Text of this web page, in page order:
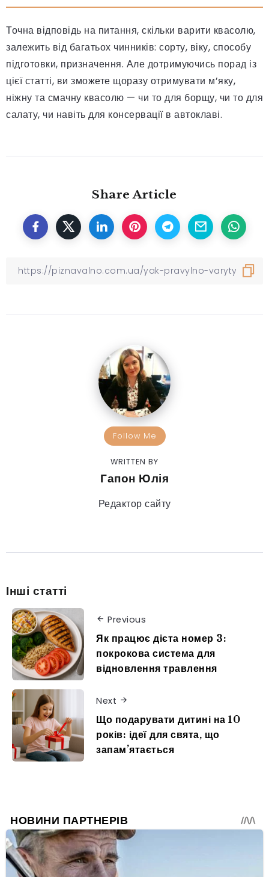
Точна відповідь на питання, скільки варити квасолю,
залежить від багатьох чинників: сорту, віку, способу
підготовки, призначення. Але дотримуючись порад із
цієї статті, ви зможете щоразу отримувати м’яку,
ніжну та смачну квасолю — чи то для борщу, чи то для
салату, чи навіть для консервації в автоклаві.
Share Article
Follow Me
WRITTEN BY
Гапон Юлія
Редактор сайту
Інші статті
Previous
Як працює дієта номер 3:
покрокова система для
відновлення травлення
Next
Що подарувати дитині на 10
років: ідеї для свята, що
запам’ятається